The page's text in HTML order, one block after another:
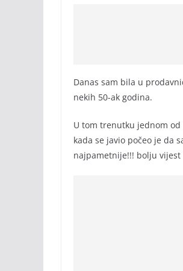
Danas sam bila u
nekih 50-ak godina.
U tom trenutku jednom
kada se javio počeo je da
najpametnije!!! bolju vijest